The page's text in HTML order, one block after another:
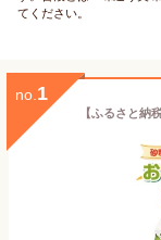
てください。
no. 1